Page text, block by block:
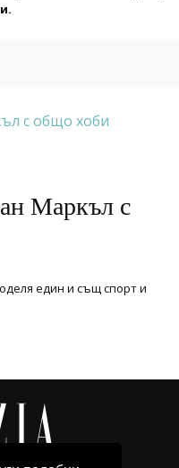
Маркъл с
един и същ спорт и